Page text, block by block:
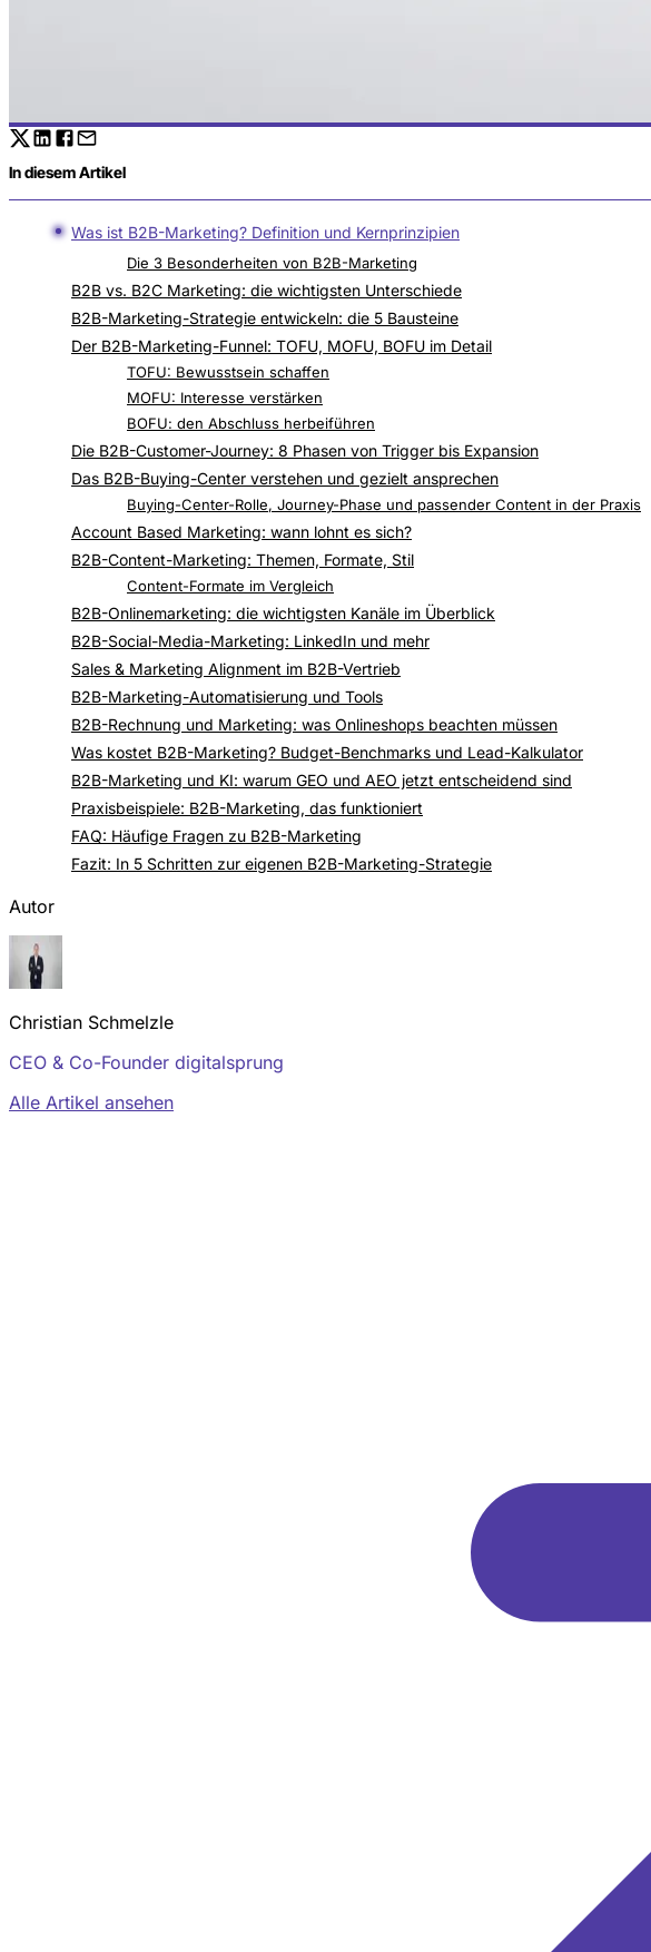
In diesem Artikel
Was ist B2B-Marketing? Definition und Kernprinzipien
Die 3 Besonderheiten von B2B-Marketing
B2B vs. B2C Marketing: die wichtigsten Unterschiede
B2B-Marketing-Strategie entwickeln: die 5 Bausteine
Zielgruppenanalyse: Buyer Personas und Entscheidungsprozesse verstehen
Der B2B-Marketing-Funnel: TOFU, MOFU, BOFU im Detail
Funnel vs. Customer Journey: der Unterschied
TOFU: Bewusstsein schaffen
MOFU: Interesse verstärken
BOFU: den Abschluss herbeiführen
Die B2B-Customer-Journey: 8 Phasen von Trigger bis Expansion
Das B2B-Buying-Center verstehen und gezielt ansprechen
Die 6 Rollen im Buying Center
Buying-Center-Rolle, Journey-Phase und passender Content in der Praxis
Account Based Marketing: wann lohnt es sich?
Die 3 ABM-Stufen
B2B-Content-Marketing: Themen, Formate, Stil
Themenfindung
Content-Formate im Vergleich
B2B-Onlinemarketing: die wichtigsten Kanäle im Überblick
B2B-Social-Media-Marketing: LinkedIn und mehr
Sales & Marketing Alignment im B2B-Vertrieb
B2B-Marketing-Automatisierung und Tools
B2B-Rechnung und Marketing: was Onlineshops beachten müssen
Was kostet B2B-Marketing? Budget-Benchmarks und Lead-Kalkulator
B2B-Marketing und KI: warum GEO und AEO jetzt entscheidend sind
Praxisbeispiele: B2B-Marketing, das funktioniert
FAQ: Häufige Fragen zu B2B-Marketing
Fazit: In 5 Schritten zur eigenen B2B-Marketing-Strategie
Autor
Christian Schmelzle
CEO & Co-Founder digitalsprung
Alle Artikel ansehen